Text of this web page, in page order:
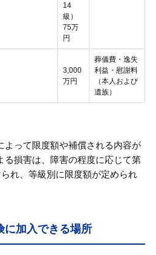
14
級）
75万
円
3,000
万円
葬儀費・逸失
利益・慰謝料
（本人および
遺族）
よって限度額や補償される内容が
る損害は、障害の程度に応じて第
れ、等級別に限度額が定められ
に加入できる場所